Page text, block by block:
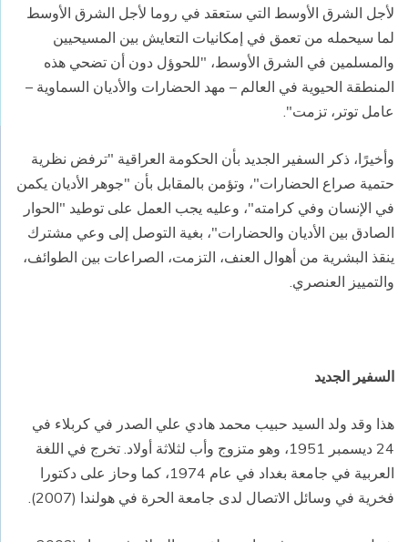
لأجل الشرق الأوسط التي ستعقد في روما لأجل الشرق الأوسط
لما سيحمله من تعمق في إمكانيات التعايش بين المسيحيين
والمسلمين في الشرق الأوسط، "للحوؤل دون أن تضحي هذه
المنطقة الحيوية في العالم – مهد الحضارات والأديان السماوية –
عامل توتر، تزمت".
وأخيرًا، ذكر السفير الجديد بأن الحكومة العراقية "ترفض نظرية
حتمية صراع الحضارات"، وتؤمن بالمقابل بأن "جوهر الأديان يكمن
في الإنسان وفي كرامته"، وعليه يجب العمل على توطيد "الحوار
الصادق بين الأديان والحضارات"، بغية التوصل إلى وعي مشترك
ينقذ البشرية من أهوال العنف، التزمت، الصراعات بين الطوائف،
والتمييز العنصري.
السفير الجديد
هذا وقد ولد السيد حبيب محمد هادي علي الصدر في كربلاء في
24 ديسمبر 1951، وهو متزوج وأب لثلاثة أولاد. تخرج في اللغة
العربية في جامعة بغداد في عام 1974، كما وحاز على دكتورا
فخرية في وسائل الاتصال لدى جامعة الحرة في هولندا (2007).